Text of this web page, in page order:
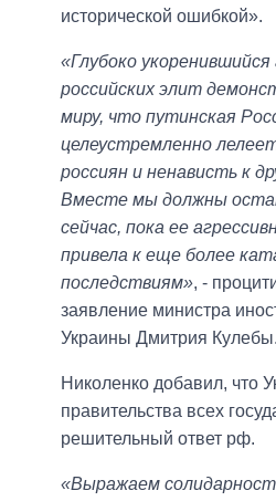
исторической ошибкой».
«Глубоко
российских элит
миру, что путинская
целеустремленно
россиян и ненависть к
Вместе мы должны
сейчас, пока ее
привела к еще более
последствиям», -
заявление министра
Украины Дмитрия Кулебы.
Николенко добавил, что
правительства всех
решительный ответ рф.
«Выражаем